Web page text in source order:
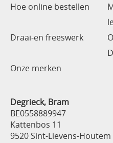
Hoe online bestellen
Draai-en freeswerk
Onze merken
Degrieck, Bram
BE0558889947
Kattenbos 11
9520 Sint-Lievens-Houtem